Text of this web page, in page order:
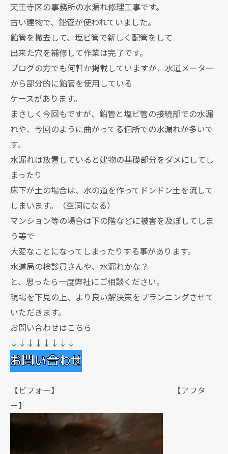
天王寺区の事務所の水漏れ修理工事です。
古い建物で、鉛管が使われていました。
鉛管を撤去して、塩ビ管で新しく配管をして
出来た穴を補修して作業は完了です。
ブログの方でも何軒か掲載していますが、水道メーター
から部分的に鉛管を使用している
ケースがあります。
まさしく今回もですが、鉛管と塩ビ管の接続部での水漏
れや、今回のように曲がってる個所での水漏れが多いで
す。
水漏れは放置していると建物の基礎部分をダメにしてし
まったり
床下が土の場合は、水の道を作ってドンドン土を流して
しまいます。（空洞になる）
マンション等の場合は下の階などに被害を及ぼしてしま
う等で
大変なことになってしまったりする事があります。
水道局の検診員さんや、水漏れかな？
と、思ったら一度弊社にご相談ください。
現場を下見の上、より良い解決策をプランニングさせて
いただきます。
お問い合わせはこちら
↓↓↓↓↓↓↓↓
【ビフォー】 【アフタ
ー】